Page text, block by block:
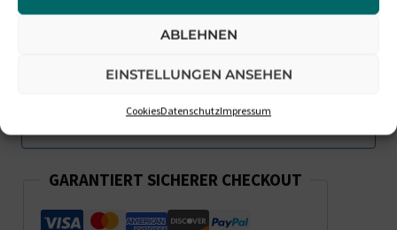
ABLEHNEN
EINSTELLUNGEN ANSEHEN
CookiesDatenschutzImpressum
GARANTIERT SICHERER CHECKOUT